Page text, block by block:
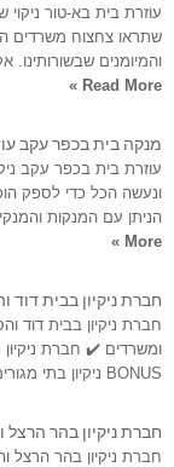
עוזרת בית בא-טור
שתראו צחצוח משרדים
והמיומנים
Read More »
מנקה בית בכפר עקב
עוזרת בית בכפר עקב
ונעשה הכל כדי לספק
הניתן עם המנקות
More »
חברת ניקיון בבית דוד
חברת ניקיון בבית דוד
ומשרדים ✔️ חברת ניקיון
BONUS ניקיון בתי מגורים הוא טיפול רציני נוסף
חברת ניקיון בהר הרצל
חברת ניקיון בהר הרצל